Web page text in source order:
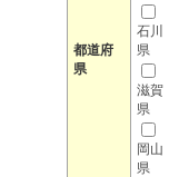
都道府
県
石川
県
滋賀
県
岡山
県